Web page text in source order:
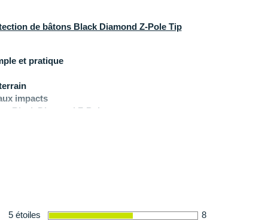
de bâtons Black Diamond Z-Pole Tip
et pratique
impacts
Black Diamond Z-Pole
5 étoiles
8